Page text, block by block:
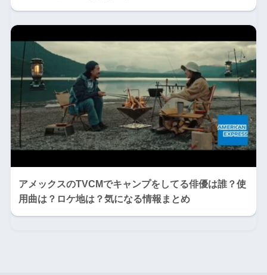
アメックスのTVCMでキャンプをしてる俳優は誰？使
用曲は？ロケ地は？気になる情報まとめ